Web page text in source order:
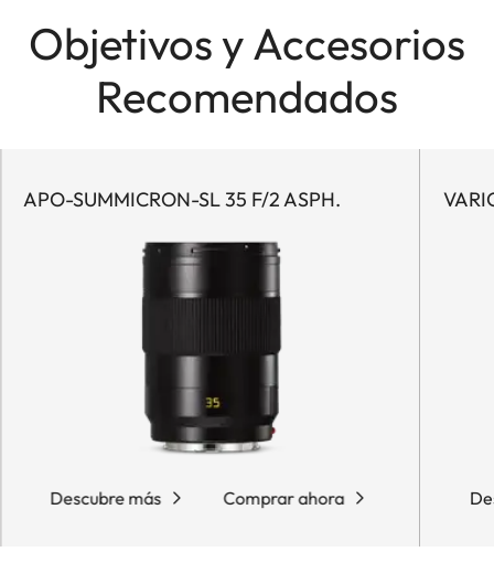
Objetivos y Accesorios
Recomendados
APO-SUMMICRON-SL 35 F/2 ASPH.
Descubre más Comprar ahora